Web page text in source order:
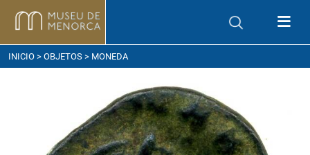
llegar
INICIO > OBJETOS > MONEDA